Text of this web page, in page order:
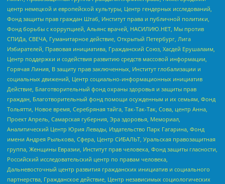
центр немецкой и европейской культуры, Центр гендерных исследований,
Фонд защиты прав граждан Штаб, Институт права и публичной политики,
Фонд борьбы с коррупцией, Альянс врачей, НАСИЛИЮ.НЕТ, Мы против
СПИДа, СВЕЧА, Гуманитарное действие, Открытый Петербург, Лига
Избирателей, Правовая инициатива, Гражданский Союз, Хасдей Ерушалаим,
Центр поддержки и содействия развитию средств массовой информации,
Горячая Линия, В защиту прав заключенных, Институт глобализации и
социальных движений, Центр социально-информационных инициатив
Действие, Благотворительный фонд охраны здоровья и защиты прав
граждан, Благотворительный фонд помощи осужденным и их семьям, Фонд
Тольятти, Новое время, Серебряная тайга, Так-Так-Так, Сова, центр Анна,
Проект Апрель, Самарская губерния, Эра здоровья, Мемориал,
Аналитический Центр Юрия Левады, Издательство Парк Гагарина, Фонд
имени Андрея Рылькова, Сфера, Центр СИБАЛЬТ, Уральская правозащитная
группа, Женщины Евразии, Институт прав человека, Фонд защиты гласности,
Российский исследовательский центр по правам человека,
Дальневосточный центр развития гражданских инициатив и социального
партнерства, Гражданское действие, Центр независимых социологических